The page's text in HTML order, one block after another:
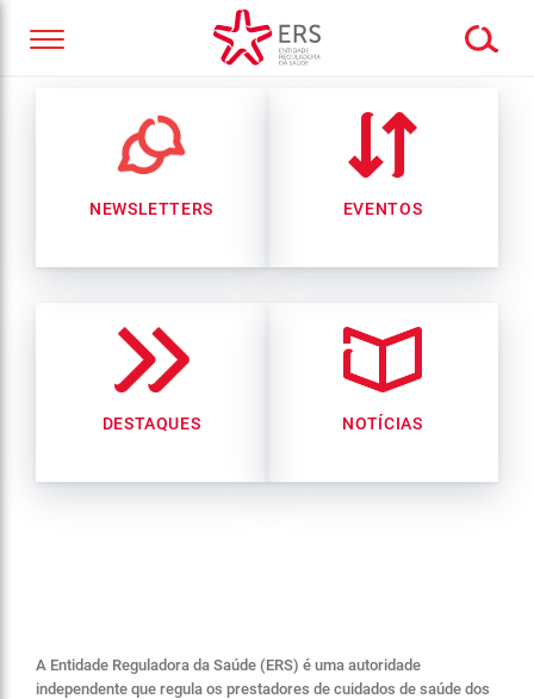
NEWSLETTERS EVENTOS
DESTAQUES NOTÍCIAS
A Entidade Reguladora da Saúde (ERS) é uma autoridade
independente que regula os prestadores de cuidados de saúde dos